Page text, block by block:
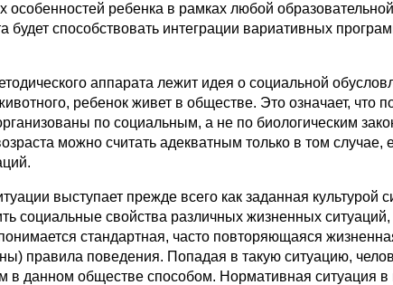
особенностей ребенка в рамках любой
будет способствовать интеграции вариативных
аппарата лежит идея о социальной
ребенок живет в обществе. Это означает, что
по социальным, а не по биологическим
можно считать адекватным только в том
выступает прежде всего как заданная культурой
социальные свойства различных жизненных
стандартная, часто повторяющаяся
правила поведения. Попадая в такую ситуацию,
в данном обществе способом. Нормативная ситуация в